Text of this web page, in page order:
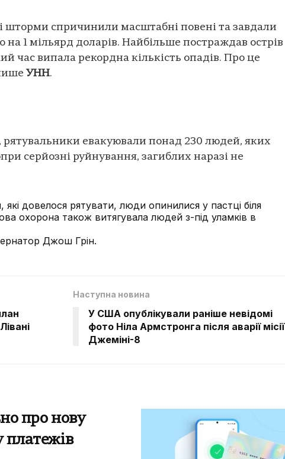
шторми спричинили масштабні повені та завдали
на 1 мільярд доларів. Найбільше постраждав острів
час випала рекордна кількість опадів. Про це
УНН.
рятувальники евакуювали понад 230 людей, яких
серйозні руйнування, загиблих наразі не
які довелося рятувати, люди опинилися у пастці біля
охорона також витягувала людей з-під уламків в
Джош Грін.
Наступна новина
У США опублікували раніше невідомі
фото Ніла Армстронга після аварії місії
Джеміні-8
про нову
платежів